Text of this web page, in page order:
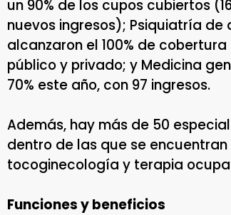
un 90% de los cupos cubiertos
nuevos ingresos); Psiquiatría
alcanzaron el 100% de
público y privado; y Medicina
70% este año, con 97 ingresos.
Además, hay más de 50
dentro de las que se
tocoginecología y terapia
Funciones y beneficios